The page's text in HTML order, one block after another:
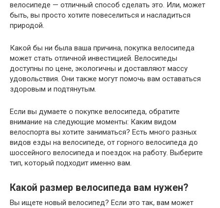
велосипеде — отличный способ сделать это. Или, может
быть, вы просто хотите повеселиться и насладиться
природой.
Какой бы ни была ваша причина, покупка велосипеда
может стать отличной инвестицией. Велосипеды
доступны по цене, экологичны и доставляют массу
удовольствия. Они также могут помочь вам оставаться
здоровым и подтянутым.
Если вы думаете о покупке велосипеда, обратите
внимание на следующие моменты: Каким видом
велоспорта вы хотите заниматься? Есть много разных
видов езды на велосипеде, от горного велосипеда до
шоссейного велосипеда и поездок на работу. Выберите
тип, который подходит именно вам.
Какой размер велосипеда вам нужен?
Вы ищете новый велосипед? Если это так, вам может